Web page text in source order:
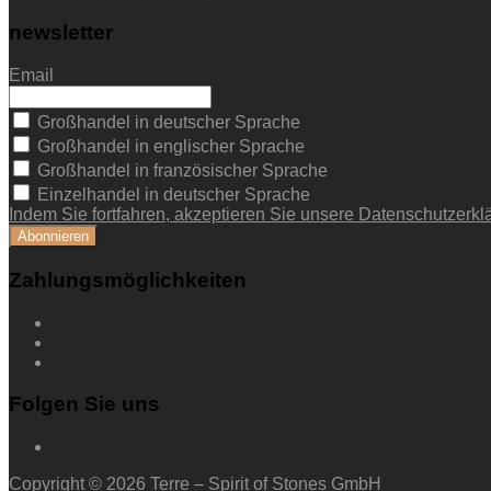
newsletter
Email
Großhandel in deutscher Sprache
Großhandel in englischer Sprache
Großhandel in französischer Sprache
Einzelhandel in deutscher Sprache
Indem Sie fortfahren, akzeptieren Sie unsere
Zahlungsmöglichkeiten
Folgen Sie uns
Copyright © 2026 Terre – Spirit of Stones GmbH